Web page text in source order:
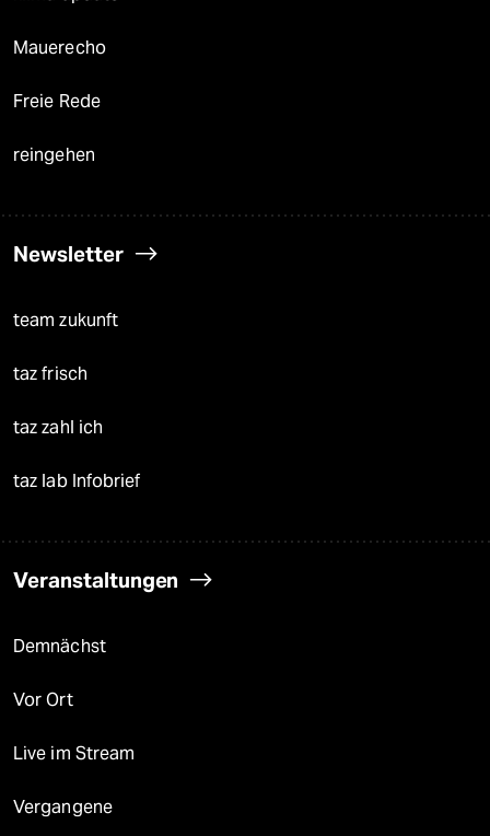
Mauerecho
Freie Rede
reingehen
Newsletter
team zukunft
taz frisch
taz zahl ich
taz lab Infobrief
Veranstaltungen
Demnächst
Vor Ort
Live im Stream
Vergangene